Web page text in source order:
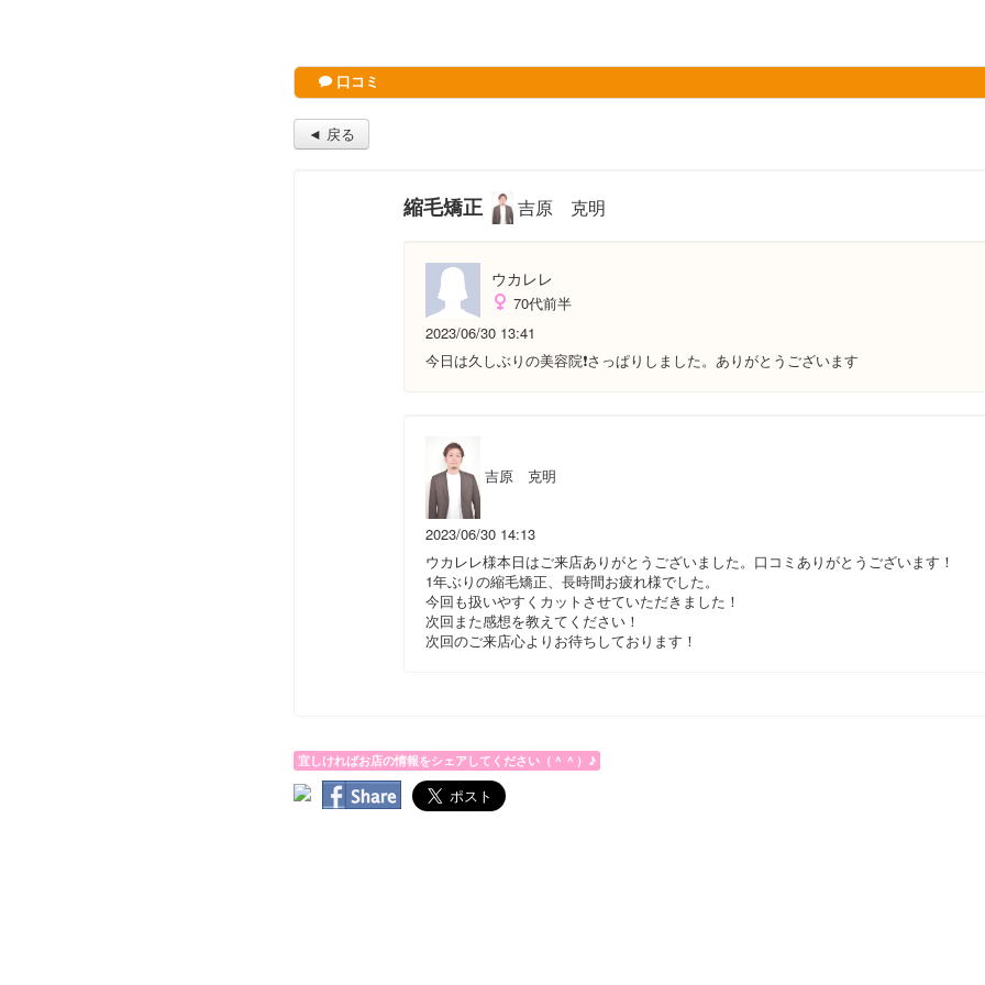
口コミ
◄ 戻る
縮毛矯正 吉原 克明
ウカレレ
70代前半
2023/06/30 13:41
今日は久しぶりの美容院❗️さっぱりしました。ありがとうございます
吉原 克明
2023/06/30 14:13
ウカレレ様本日はご来店ありがとうございました。口コミありがとうございます！
1年ぶりの縮毛矯正、長時間お疲れ様でした。
今回も扱いやすくカットさせていただきました！
次回また感想を教えてください！
次回のご来店心よりお待ちしております！
宜しければお店の情報をシェアしてください（＾＾）♪